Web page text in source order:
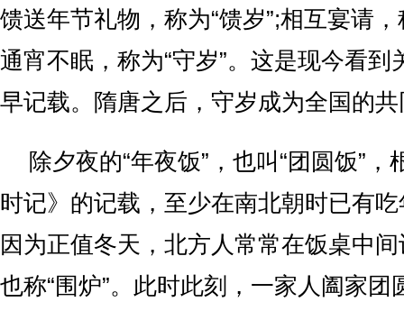
馈送年节礼物，称为“馈岁”;相互宴请，
通宵不眠，称为“守岁”。这是现今看到
早记载。隋唐之后，守岁成为全国的
除夕夜的“年夜饭”，也叫“团圆饭”
时记》的记载，至少在南北朝时已有
因为正值冬天，北方人常常在饭桌中
也称“围炉”。此时此刻，一家人阖家团